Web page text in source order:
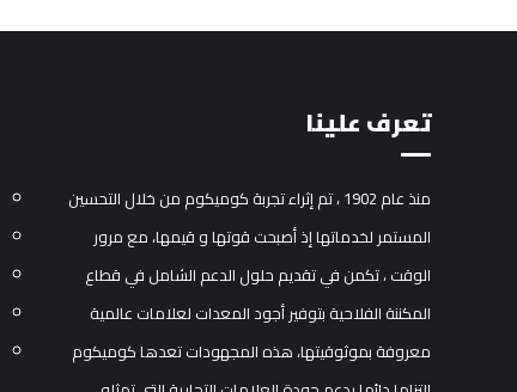
تعرف علينا
منذ عام 1902 ، تم إثراء تجربة كوميكوم من خلال التحسين
المستمر لخدماتها إذ أصبحت قوتها و قيمها، مع مرور
الوقت ، تكمن في تقديم حلول الدعم الشامل في قطاع
المكننة الفلاحية بتوفير أجود المعدات لعلامات عالمية
معروفة بموثوقيتها، هذه المجهودات تعدها كوميكوم